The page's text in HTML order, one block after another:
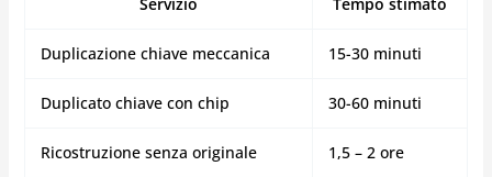
Duplicazione chiave meccanica 15-30 minuti
Duplicato chiave con chip 30-60 minuti
Ricostruzione senza originale 1,5 – 2 ore